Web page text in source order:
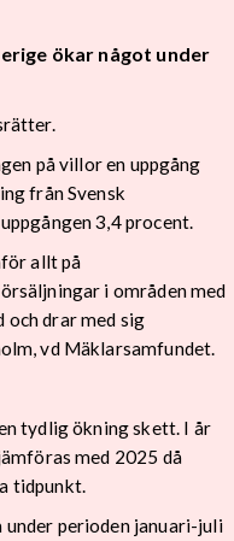
ökar något under
på villor en uppgång
från Svensk
3,4 procent.
allt på
i områden med
och drar med sig
vd Mäklarsamfundet.
tydlig ökning skett. I år
med 2025 då
tidpunkt.
under perioden januari-juli